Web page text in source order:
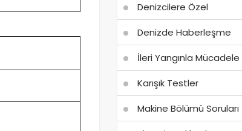
Denizcilere Özel
Denizde Haberleşme
İleri Yangınla Mücadele
Karışık Testler
Makine Bölümü Soruları